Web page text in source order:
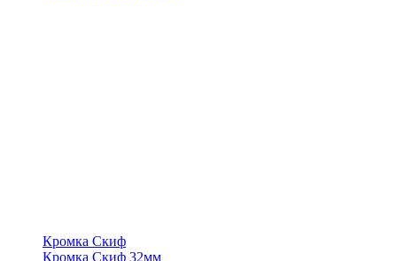
Кромка Скиф
Кромка Скиф 32мм